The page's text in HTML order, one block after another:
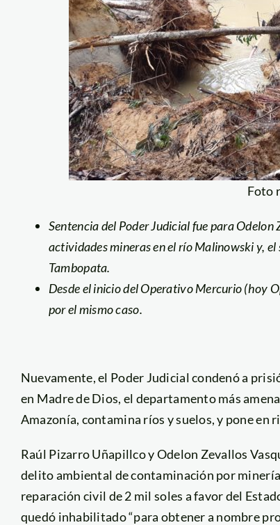
Foto
Sentencia del Poder Judicial fue para
actividades mineras en el río Malinowski y,
Tambopata.
Desde el inicio del Operativo Mercurio (hoy
por el mismo caso.
Nuevamente, el Poder Judicial condenó a
en Madre de Dios, el departamento más
Amazonía, contamina ríos y suelos, y pone en
Raúl Pizarro Uñapillco y Odelon Zevallos
delito ambiental de contaminación por
reparación civil de 2 mil soles a favor del
quedó inhabilitado “para obtener a nombre